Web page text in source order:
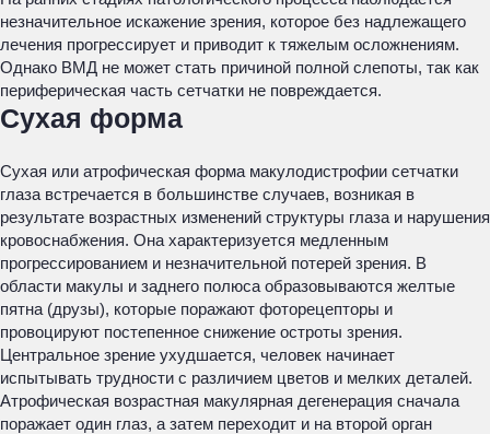
незначительное искажение зрения, которое без надлежащего
лечения прогрессирует и приводит к тяжелым осложнениям.
Однако ВМД не может стать причиной полной слепоты, так как
периферическая часть сетчатки не повреждается.
Сухая форма
Сухая или атрофическая форма макулодистрофии сетчатки
глаза встречается в большинстве случаев, возникая в
результате возрастных изменений структуры глаза и нарушения
кровоснабжения. Она характеризуется медленным
прогрессированием и незначительной потерей зрения. В
области макулы и заднего полюса образовываются желтые
пятна (друзы), которые поражают фоторецепторы и
провоцируют постепенное снижение остроты зрения.
Центральное зрение ухудшается, человек начинает
испытывать трудности с различием цветов и мелких деталей.
Атрофическая возрастная макулярная дегенерация сначала
поражает один глаз, а затем переходит и на второй орган